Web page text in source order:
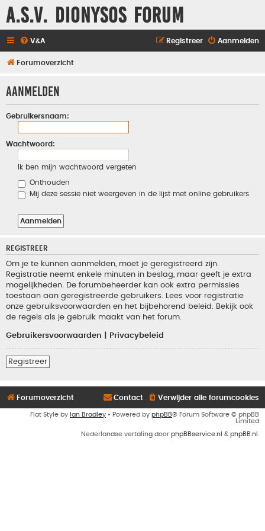
A.S.V. Dionysos Forum
V&A Aanmelden
Registreer
Forumoverzicht
Aanmelden
Gebruikersnaam:
Wachtwoord:
Ik ben mijn wachtwoord vergeten
Onthouden
Mij deze sessie niet weergeven in de lijst met online gebruikers
REGISTREER
Om je te kunnen aanmelden, moet je geregistreerd zijn.
Registratie neemt enkele minuten in beslag, maar geeft je extra
mogelijkheden. De forumbeheerder kan ook extra permissies
toestaan aan geregistreerde gebruikers. Lees voor registratie
onze gebruiksvoorwaarden en het bijbehorend beleid. Bekijk ook
de regels als je gebruik maakt van het forum.
Gebruikersvoorwaarden Privacybeleid
Registreer
Forumoverzicht Verwijder alle forumcookies
Contact
Flat Style by Ian Bradley • Powered by phpBB® Forum Software © phpBB
Limited
Nederlandse vertaling door phpBBservice.nl & phpBB.nl .